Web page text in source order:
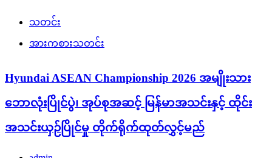
သတင်း
အားကစားသတင်း
Hyundai ASEAN Championship 2026 အမျိုးသား
ဘောလုံးပြိုင်ပွဲ၊ အုပ်စုအဆင့် မြန်မာအသင်းနှင့် ထိုင်း
အသင်းယှဉ်ပြိုင်မှု တိုက်ရိုက်ထုတ်လွှင့်မည်